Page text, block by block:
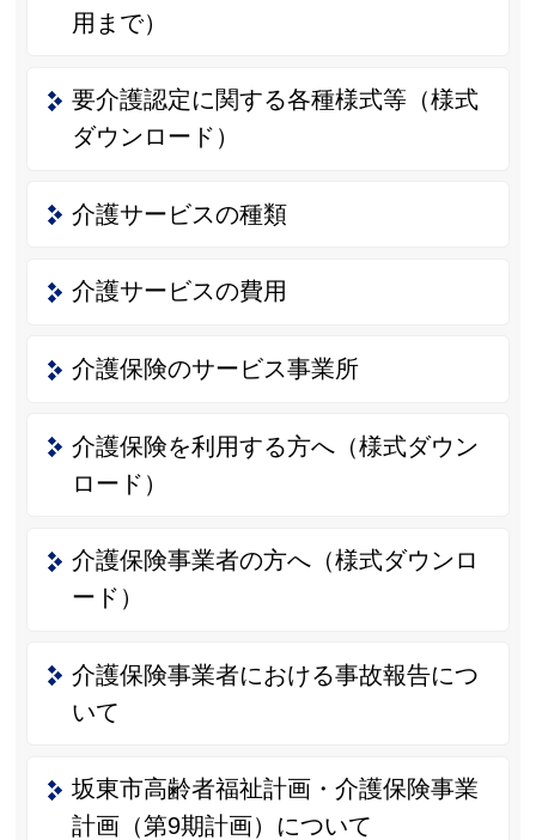
用まで）
要介護認定に関する各種様式等（様式
ダウンロード）
介護サービスの種類
介護サービスの費用
介護保険のサービス事業所
介護保険を利用する方へ（様式ダウン
ロード）
介護保険事業者の方へ（様式ダウンロ
ード）
介護保険事業者における事故報告につ
いて
坂東市高齢者福祉計画・介護保険事業
計画（第9期計画）について